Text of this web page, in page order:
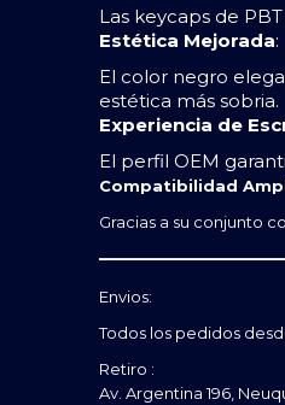
Las keycaps de
Estética Mejorada:
El color negro
estética más sobria.
Experiencia de
El perfil OEM
Compatibilidad
Gracias a su conjunto
Envios:
Todos los pedidos
Retiro :
Av. Argentina 196,